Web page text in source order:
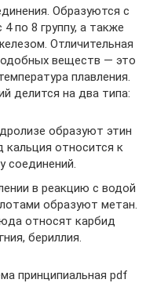
Образуются с
по 8 группу, а также
Отличительная
веществ — это
плавления.
делится на два типа:
образуют этин
кальция относится к
соединений.
в реакцию с водой
образуют метан.
относят карбид
бериллия.
принципиальная pdf